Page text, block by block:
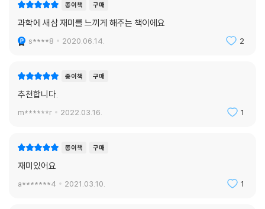
‘과학 인문학’ 시대를 이끄는 물리학자 김상욱 교수의 과학 공부란?
지적 호기심과 인문학적 통찰을 수준 높은 유머와 명쾌한 문장으로.
명하는 사람’이라고 알려져 있다. 그의 이전 저작들을 보면, 자칫 어려워질
수 있는 과학적 지식을 매우 간결하고 정돈된 글로 풀어내는 것을 볼 수 있
다. 리처드 파인먼조차 “완벽히 이해한 사람은 아무도 없다”라고 말한 양
고 인문학이 있다. 김상욱 교수는 책에서 스스로 “철학의 원전조차 제대로
읽어본 적이 없다”라고 말하지만, 인간과 세상을 알고자 하는 것은 과학자
와 철학자의 교집합이다. 그렇기에 ‘제대로’ 과학을 하고 과학을 사랑하는
거리에서 한 사람이 춤을 춘다. 그의 몸짓이 한낱 우스개가 되지 않도록 하
는 건 그에 동조해 같이 춤을 시작한 두 번째 사람이다. 그로 인해 첫 번째
사람의 행동은 의미 있는 퍼포먼스가 되고, 모든 사람이 함께 춤출 수 있는
법을 처음 이야기한 것은 아니지만, 용기 있게 두 번째로 나서 더 많은 이들
에게 확실하게 각인시키는 데 성공한!
1 더하기 1은 2라는 간단하면서도 분명한 시각으로 세상을 풀어내라는 것
이다. 하지만 어디 세상 일이 그리 단순히 해결되랴. 평등보다 더 귀한 게
정의다. 1 더하기 1은 2보다 더 클 수도 있어야 한다. 차가운 머리에 따뜻한
종이책 구매
과학에 새삼 재미를 느끼게 해주는 책이에요
s****8 2020.06.14. 2
종이책 구매
추천합니다.
m******r 2022.03.16. 1
종이책 구매
재미있어요
a*******4 2021.03.10. 1